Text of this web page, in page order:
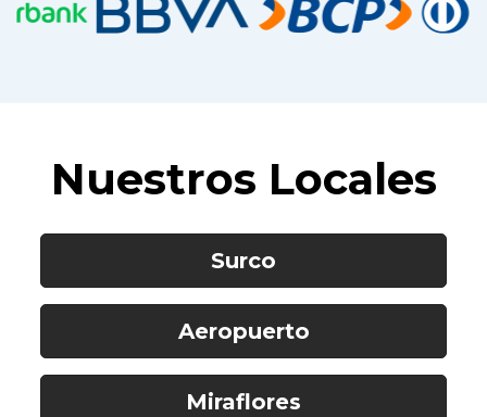
Nuestros Locales
Surco
Aeropuerto
Miraflores